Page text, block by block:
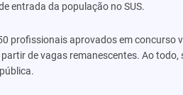
entrada da população no SUS.
profissionais aprovados em concurso
de vagas remanescentes. Ao